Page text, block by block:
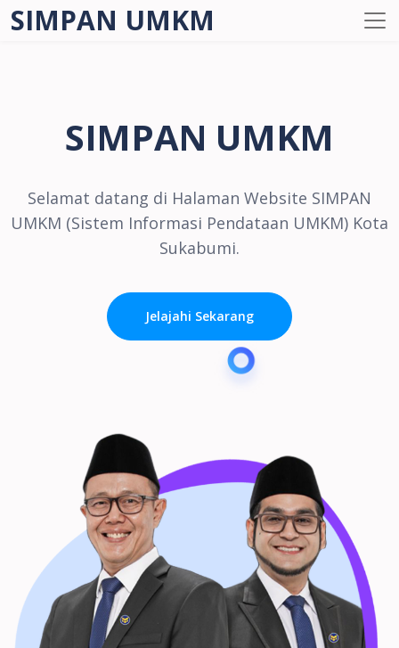
SIMPAN UMKM
SIMPAN UMKM
Selamat datang di Halaman Website SIMPAN
UMKM (Sistem Informasi Pendataan UMKM) Kota
Sukabumi.
Jelajahi Sekarang